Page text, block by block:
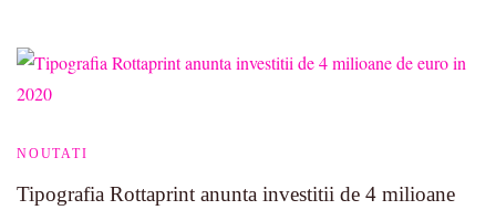
NOUTATI
Tipografia Rottaprint anunta investitii de 4 milioane